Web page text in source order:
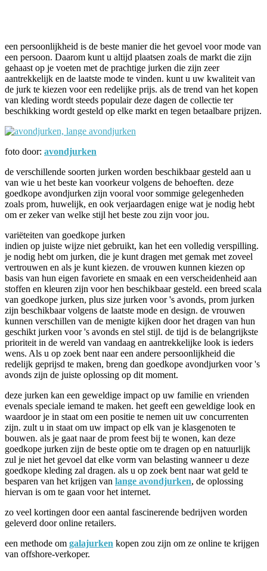
een persoonlijkheid is de beste manier die het gevoel voor mode van
een persoon. Daarom kunt u altijd plaatsen zoals de markt die zijn
gehaast op je voeten met de prachtige jurken die zijn zeer
aantrekkelijk en de laatste mode te vinden. kunt u uw kwaliteit van
de jurk te kiezen voor een redelijke prijs. als de trend van het kopen
van kleding wordt steeds populair deze dagen de collectie ter
beschikking wordt gesteld op elke markt en tegen betaalbare prijzen.
foto door: avondjurken
de verschillende soorten jurken worden beschikbaar gesteld aan u
van wie u het beste kan voorkeur volgens de behoeften. deze
goedkope avondjurken zijn vooral voor sommige gelegenheden
zoals prom, huwelijk, en ook verjaardagen enige wat je nodig hebt
om er zeker van welke stijl het beste zou zijn voor jou.
variëteiten van goedkope jurken
indien op juiste wijze niet gebruikt, kan het een volledig verspilling.
je nodig hebt om jurken, die je kunt dragen met gemak met zoveel
vertrouwen en als je kunt kiezen. de vrouwen kunnen kiezen op
basis van hun eigen favoriete en smaak en een verscheidenheid aan
stoffen en kleuren zijn voor hen beschikbaar gesteld. een breed scala
van goedkope jurken, plus size jurken voor 's avonds, prom jurken
zijn beschikbaar volgens de laatste mode en design. de vrouwen
kunnen verschillen van de menigte kijken door het dragen van hun
geschikt jurken voor 's avonds en stel stijl. de tijd is de belangrijkste
prioriteit in de wereld van vandaag en aantrekkelijke look is ieders
wens. Als u op zoek bent naar een andere persoonlijkheid die
redelijk geprijsd te maken, breng dan goedkope avondjurken voor 's
avonds zijn de juiste oplossing op dit moment.
deze jurken kan een geweldige impact op uw familie en vrienden
evenals speciale iemand te maken. het geeft een geweldige look en
waardoor je in staat om een positie te nemen uit uw concurrenten
zijn. zult u in staat om uw impact op elk van je klasgenoten te
bouwen. als je gaat naar de prom feest bij te wonen, kan deze
goedkope jurken zijn de beste optie om te dragen op en natuurlijk
zul je niet het gevoel dat elke vorm van belasting wanneer u deze
goedkope kleding zal dragen. als u op zoek bent naar wat geld te
besparen van het krijgen van lange avondjurken, de oplossing
hiervan is om te gaan voor het internet.
zo veel kortingen door een aantal fascinerende bedrijven worden
geleverd door online retailers.
een methode om galajurken kopen zou zijn om ze online te krijgen
van offshore-verkoper.